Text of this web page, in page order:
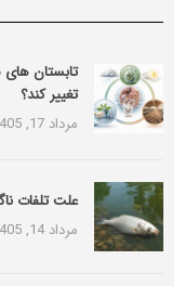
تابستان
تغییر کند؟
مرداد 17, 1405
علت تلفات
مرداد 14, 1405